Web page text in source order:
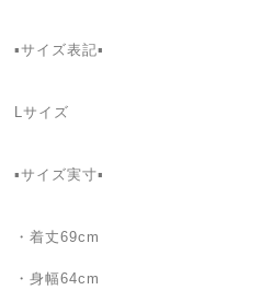
▪️サイズ表記▪️
Lサイズ
▪️サイズ実寸▪️
・着丈69cm
・身幅64cm